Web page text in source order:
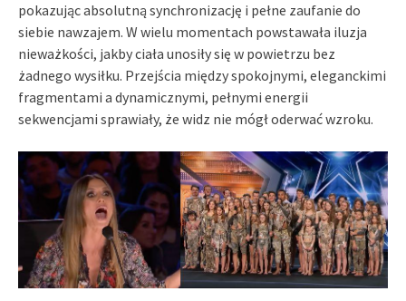
pokazując absolutną synchronizację i pełne zaufanie do
siebie nawzajem. W wielu momentach powstawała iluzja
nieważkości, jakby ciała unosiły się w powietrzu bez
żadnego wysiłku. Przejścia między spokojnymi, eleganckimi
fragmentami a dynamicznymi, pełnymi energii
sekwencjami sprawiały, że widz nie mógł oderwać wzroku.